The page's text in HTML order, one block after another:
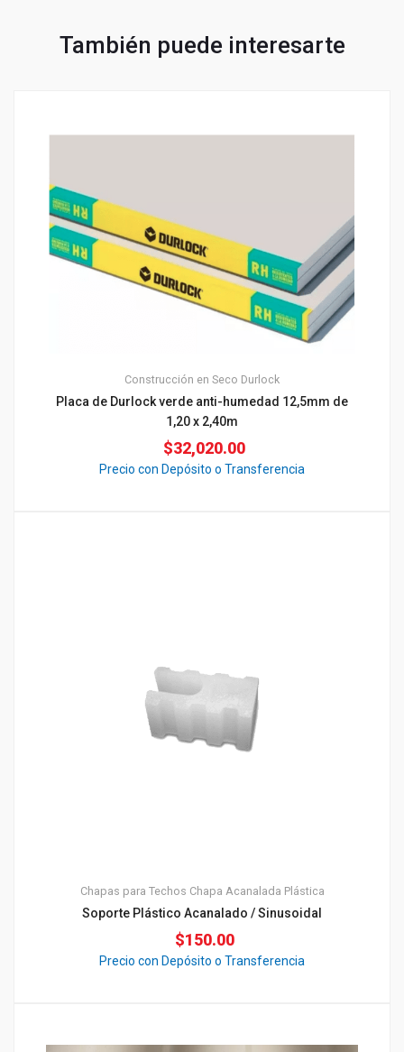
También puede interesarte
Construcción en Seco Durlock
Placa de Durlock verde anti-humedad 12,5mm de
1,20 x 2,40m
$32,020.00
Precio con Depósito o Transferencia
Chapas para Techos Chapa Acanalada Plástica
Soporte Plástico Acanalado / Sinusoidal
$150.00
Precio con Depósito o Transferencia